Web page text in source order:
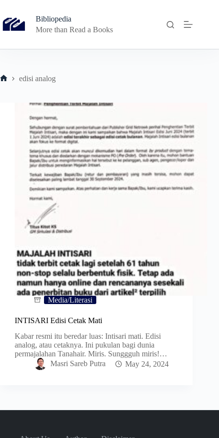
content
Bibliopedia
More than Read a Books
edisi analog
Media/Literasi
INTISARI Edisi Cetak Mati
Kabar resmi itu beredar luas: Intisari mati. Edisi
analog, atau cetaknya. Ini pukulan bagi dunia
permajalahan Tanahair. Miris. Sunggguh miris!…
Masri Sareb Putra
May 24, 2024